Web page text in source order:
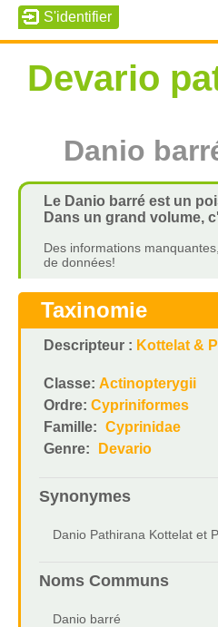
Devario
Danio
Le Danio barré est un
Dans un grand volume,
Des informations
de données!
Taxinomie
Descripteur : Kottelat &
Classe: Actinopterygii
Ordre: Cypriniformes
Famille: Cyprinidae
Genre:
Devario
Synonymes
Danio Pathirana Kottelat et
Noms Communs
Danio barré